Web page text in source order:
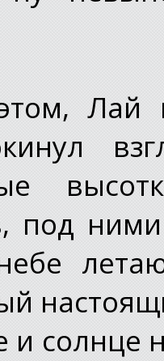
Лай
под
и солнце